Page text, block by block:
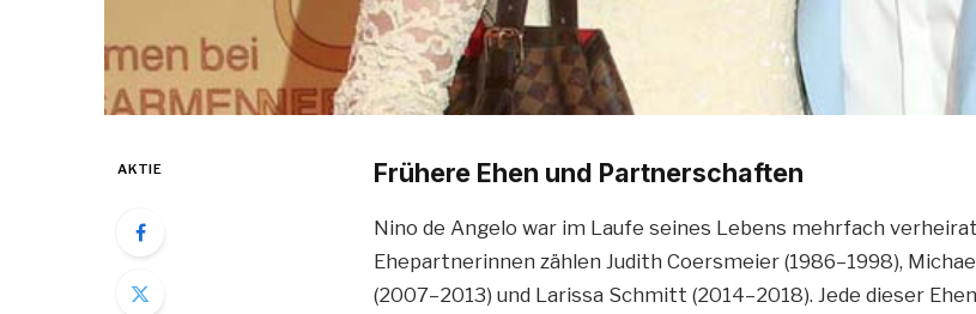
AKTIE Frühere Ehen und Partnerschaften
Nino de Angelo war im Laufe seines Lebens mehrfach
Ehepartnerinnen zählen Judith Coersmeier (1986–1998),
(2007–2013) und Larissa Schmitt (2014–2018). Jede dieser